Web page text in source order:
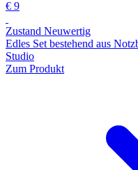
€ 9
Zustand Neuwertig
Edles Set bestehend aus
Studio
Zum Produkt